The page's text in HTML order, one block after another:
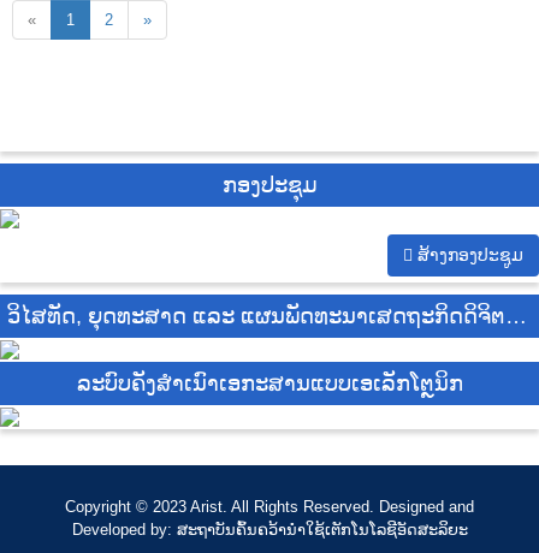
« 1 2 »
ກອງປະຊຸມ
ສ້າງກອງປະຊູມ
ວິໄສທັດ, ຍຸດທະສາດ ແລະ ແຜນພັດທະນາເສດຖະກິດດິຈິຕອນ
ລະບົບຄັງສຳເນົາເອກະສານແບບເອເລັກໂຕຼນິກ
Copyright © 2023 Arist. All Rights Reserved. Designed and
Developed by: ສະຖາບັນຄົ້ນຄວ້ານຳໃຊ້ເຕັກໂນໂລຊີອັດສະລິຍະ